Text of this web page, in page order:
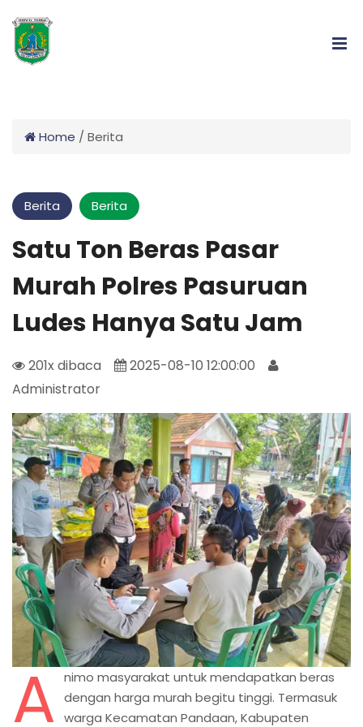
Home / Berita
Berita Berita
Satu Ton Beras Pasar
Murah Polres Pasuruan
Ludes Hanya Satu Jam
201x dibaca
2025-08-10 12:00:00
Administrator
A
nimo masyarakat untuk mendapatkan beras
dengan harga murah begitu tinggi. Termasuk
warga Kecamatan Pandaan, Kabupaten